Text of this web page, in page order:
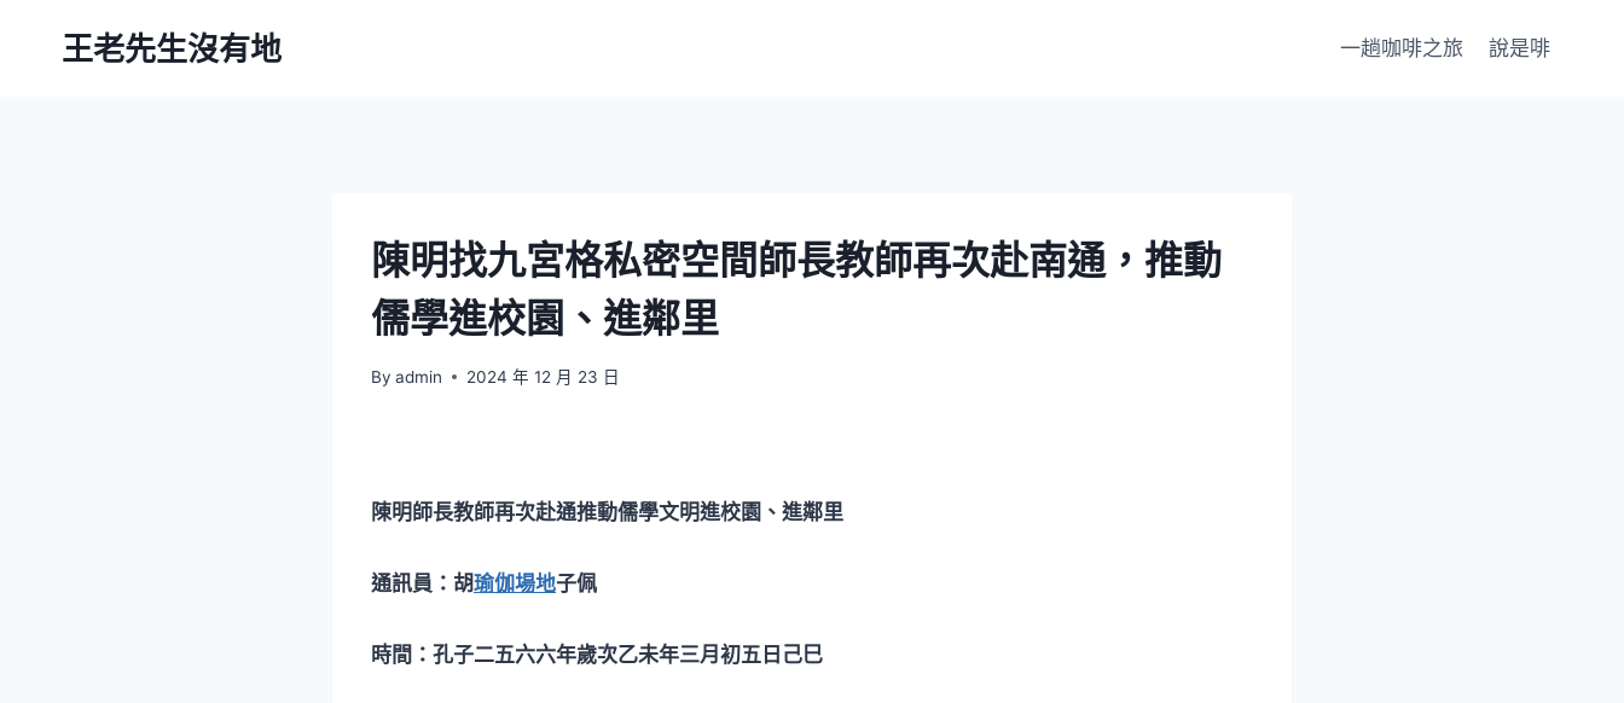
王老先生沒有地 一趟咖啡之旅 說是啡
陳明找九宮格私密空間師長教師再次赴南通，推動
儒學進校園、進鄰里
By admin 2024 年 12 月 23 日
陳明師長教師再次赴通推動儒學文明進校園、進鄰里
通訊員：胡瑜伽場地子佩
時間：孔子二五六六年歲次乙未年三月初五日己巳